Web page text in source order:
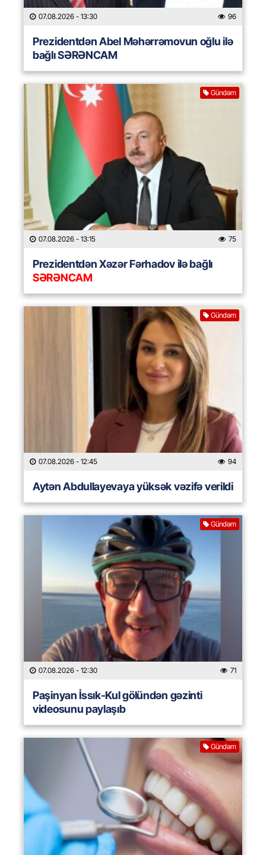
07.08.2026 - 13:30 96
Prezidentdən Abel Məhərrəmovun oğlu ilə
bağlı SƏRƏNCAM
Gündəm
07.08.2026 - 13:15 75
Prezidentdən Xəzər Fərhadov ilə bağlı
SƏRƏNCAM
Gündəm
07.08.2026 - 12:45 94
Aytən Abdullayevaya yüksək vəzifə verildi
Gündəm
07.08.2026 - 12:30 71
Paşinyan İssık-Kul gölündən gəzinti
videosunu paylaşıb
Gündəm